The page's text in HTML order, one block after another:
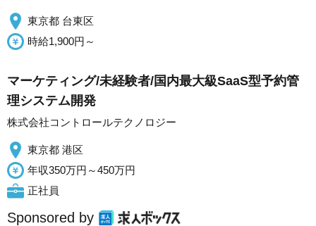
東京都 台東区
時給1,900円～
マーケティング/未経験者/国内最大級SaaS型予約管
理システム開発
株式会社コントロールテクノロジー
東京都 港区
年収350万円～450万円
正社員
Sponsored by